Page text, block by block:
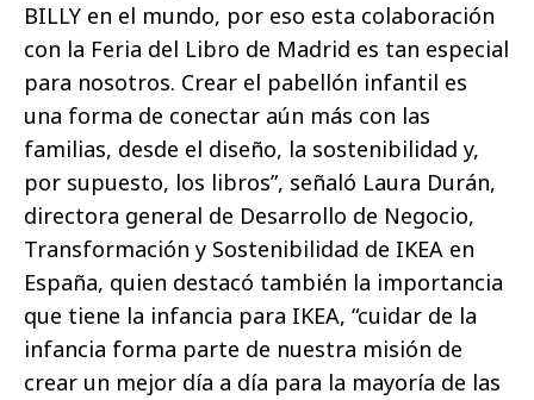
BILLY en el mundo, por eso esta colaboración
con la Feria del Libro de Madrid es tan especial
para nosotros. Crear el pabellón infantil es
una forma de conectar aún más con las
familias, desde el diseño, la sostenibilidad y,
por supuesto, los libros”, señaló Laura Durán,
directora general de Desarrollo de Negocio,
Transformación y Sostenibilidad de IKEA en
España, quien destacó también la importancia
que tiene la infancia para IKEA, “cuidar de la
infancia forma parte de nuestra misión de
crear un mejor día a día para la mayoría de las